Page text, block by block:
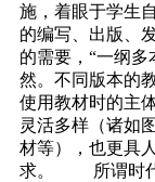
施，着眼于学生
的编写、出版、
的需要，“一纲
然。不同版本的
使用教材时的主
灵活多样（诸如
材等），也更具
求。 所谓时代